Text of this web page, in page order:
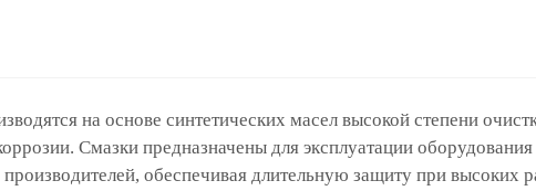
на основе синтетических масел высокой степени
Смазки предназначены для эксплуатации
производителей, обеспечивая длительную защиту при высоких